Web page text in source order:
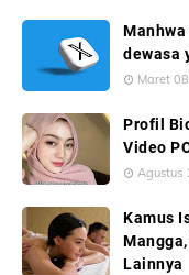
dewasa
Maret
Profil
Video
Agustus
Kamus
Lainnya